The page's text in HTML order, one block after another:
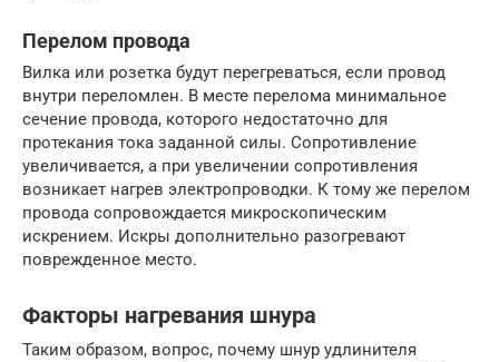
Перелом провода
Вилка или розетка будут перегреваться, если провод
внутри переломлен. В месте перелома минимальное
сечение провода, которого недостаточно для
протекания тока заданной силы. Сопротивление
увеличивается, а при увеличении сопротивления
возникает нагрев электропроводки. К тому же перелом
провода сопровождается микроскопическим
искрением. Искры дополнительно разогревают
поврежденное место.
Факторы нагревания шнура
Таким образом, вопрос, почему шнур удлинителя